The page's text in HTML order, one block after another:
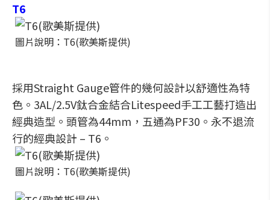
T6
圖片說明：T6(歌美斯提供)
採用Straight Gauge管件的幾何設計以舒適性為特
色。3AL/2.5V鈦合金結合Litespeed手工工藝打造出
經典造型。頭管為44mm，五通為PF30。永不退流
行的經典設計 – T6。
圖片說明：T6(歌美斯提供)